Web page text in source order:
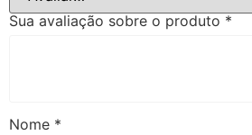
Sua avaliação sobre o produto *
Nome *